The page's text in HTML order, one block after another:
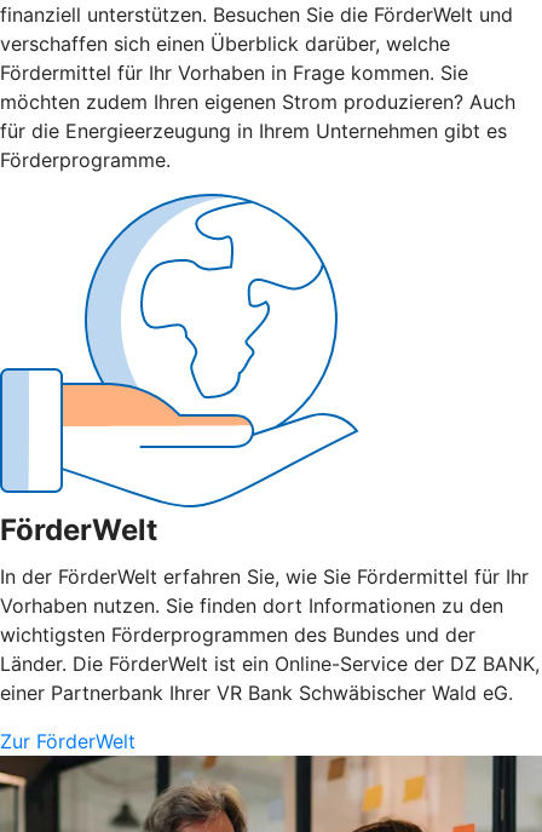
finanziell unterstützen. Besuchen Sie die FörderWelt und
verschaffen sich einen Überblick darüber, welche
Fördermittel für Ihr Vorhaben in Frage kommen. Sie
möchten zudem Ihren eigenen Strom produzieren? Auch
für die Energieerzeugung in Ihrem Unternehmen gibt es
Förderprogramme.
FörderWelt
In der FörderWelt erfahren Sie, wie Sie Fördermittel für Ihr
Vorhaben nutzen. Sie finden dort Informationen zu den
wichtigsten Förderprogrammen des Bundes und der
Länder. Die FörderWelt ist ein Online-Service der DZ BANK,
einer Partnerbank Ihrer VR Bank Schwäbischer Wald eG.
Zur FörderWelt